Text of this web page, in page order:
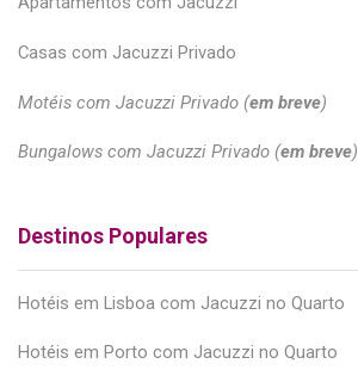
Casas com Jacuzzi Privado
Motéis com Jacuzzi Privado (em breve)
Bungalows com Jacuzzi Privado (em breve)
Destinos Populares
Hotéis em Lisboa com Jacuzzi no Quarto
Hotéis em Porto com Jacuzzi no Quarto